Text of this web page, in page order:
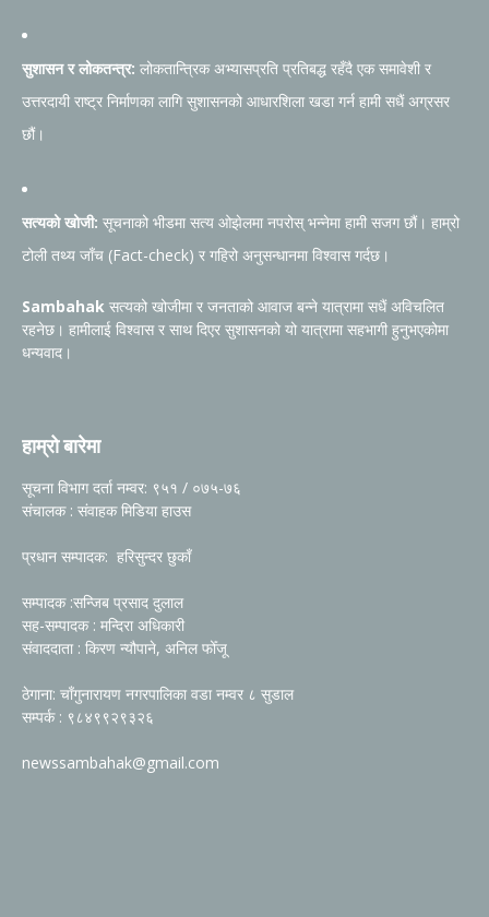
सुशासन र लोकतन्त्र: लोकतान्त्रिक अभ्यासप्रति प्रतिबद्ध रहँदै एक समावेशी र
उत्तरदायी राष्ट्र निर्माणका लागि सुशासनको आधारशिला खडा गर्न हामी सधैं अग्रसर
छौं।
सत्यको खोजी: सूचनाको भीडमा सत्य ओझेलमा नपरोस् भन्नेमा हामी सजग छौं। हाम्रो
टोली तथ्य जाँच (Fact-check) र गहिरो अनुसन्धानमा विश्वास गर्दछ।
Sambahak सत्यको खोजीमा र जनताको आवाज बन्ने यात्रामा सधैं अविचलित
रहनेछ। हामीलाई विश्वास र साथ दिएर सुशासनको यो यात्रामा सहभागी हुनुभएकोमा
धन्यवाद।
हाम्रो बारेमा
सूचना विभाग दर्ता नम्वर: ९५१ / ०७५-७६
संचालक : संवाहक मिडिया हाउस
प्रधान सम्पादक: हरिसुन्दर छुकाँ
सम्पादक :सन्जिब प्रसाद दुलाल
सह-सम्पादक : मन्दिरा अधिकारी
संवाददाता : किरण न्यौपाने, अनिल फोँजू
ठेगाना: चाँगुनारायण नगरपालिका वडा नम्वर ८ सुडाल
सम्पर्क : ९८४९९२९३२६
newssambahak@gmail.com